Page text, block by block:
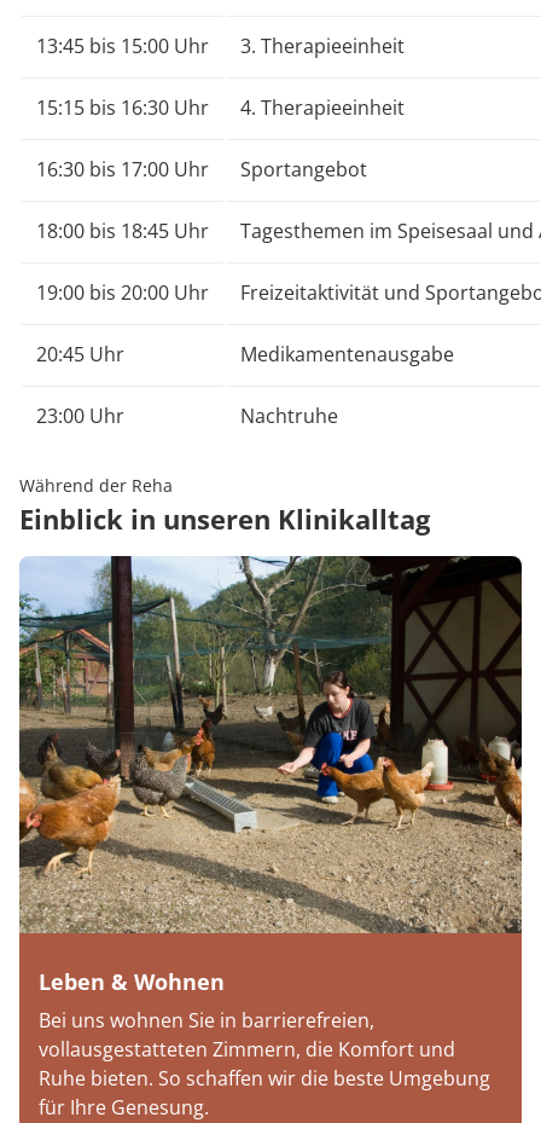
13:45 bis 15:00 Uhr 3. Therapieeinheit
15:15 bis 16:30 Uhr 4. Therapieeinheit
16:30 bis 17:00 Uhr Sportangebot
18:00 bis 18:45 Uhr Tagesthemen im Speisesaal und
19:00 bis 20:00 Uhr Freizeitaktivität und
20:45 Uhr Medikamentenausgabe
23:00 Uhr Nachtruhe
Während der Reha
Einblick in unseren Klinikalltag
Leben & Wohnen
Bei uns wohnen Sie in barrierefreien,
vollausgestatteten Zimmern, die Komfort und
Ruhe bieten. So schaffen wir die beste Umgebung
für Ihre Genesung.